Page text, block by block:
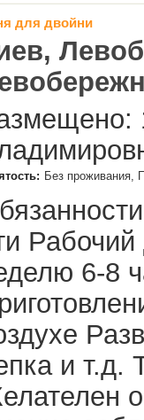
для двойни
Без проживания,
6-8
и т.д.